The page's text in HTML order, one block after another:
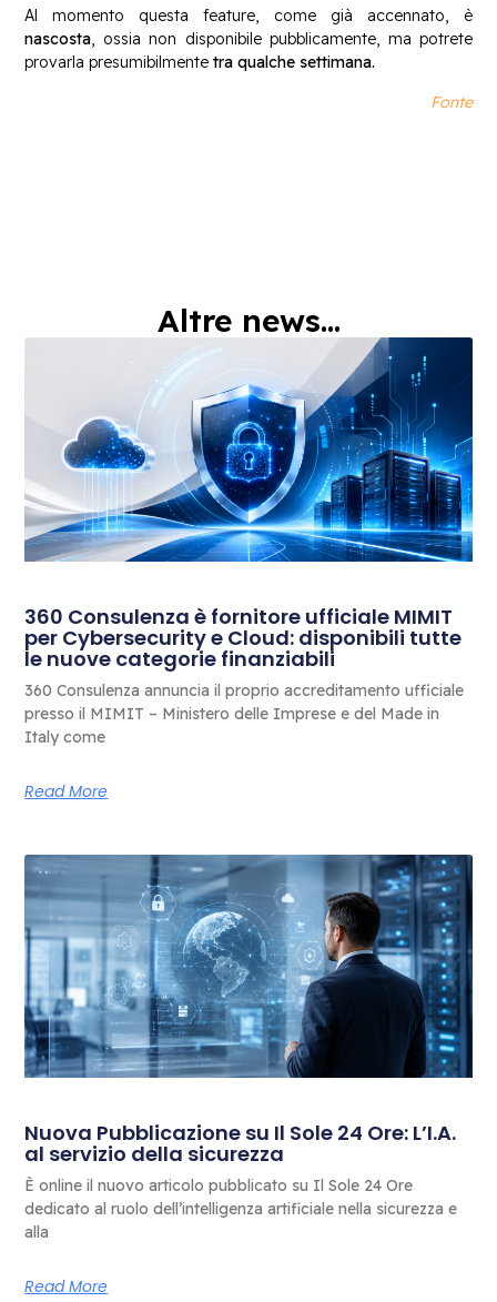
Al momento questa feature, come già accennato, è
nascosta, ossia non disponibile pubblicamente, ma potrete
provarla presumibilmente tra qualche settimana.
Fonte
Altre news...
360 Consulenza è fornitore ufficiale MIMIT
per Cybersecurity e Cloud: disponibili tutte
le nuove categorie finanziabili
360 Consulenza annuncia il proprio accreditamento ufficiale
presso il MIMIT – Ministero delle Imprese e del Made in
Italy come
Read More
Nuova Pubblicazione su Il Sole 24 Ore: L’I.A.
al servizio della sicurezza
È online il nuovo articolo pubblicato su Il Sole 24 Ore
dedicato al ruolo dell’intelligenza artificiale nella sicurezza e
alla
Read More